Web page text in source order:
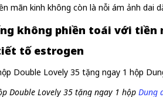
mãn kinh không còn là nỗi ám ảnh dai
không phiền toái với
tố estrogen
Double Lovely 35 tặng ngay 1 hộpDung